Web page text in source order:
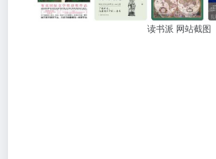
读书派 网站截图